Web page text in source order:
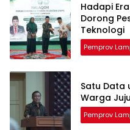
Hadapi
Dorong
Teknologi
Pemprov
Satu Data
Warga
Pemprov